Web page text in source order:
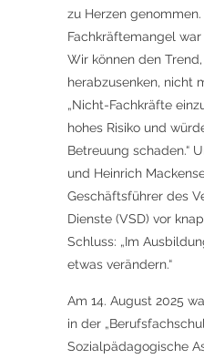
zu Herzen genommen.
Fachkräftemangel
Wir können den
herabzusenken, nicht
„Nicht-Fachkräfte
hohes Risiko und
Betreuung schaden.“
und Heinrich
Geschäftsführer des
Dienste (VSD) vor
Schluss: „Im
etwas verändern.“
Am 14. August 2025
in der
Sozialpädagogische